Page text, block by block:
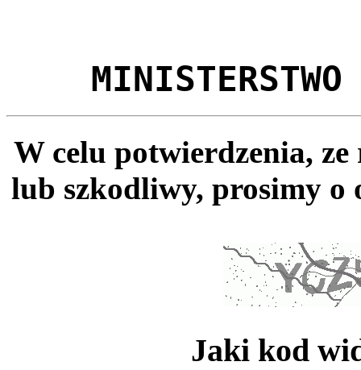
MINISTERSTWO
W celu potwierdzenia,
lub szkodliwy, prosimy o
Jaki kod